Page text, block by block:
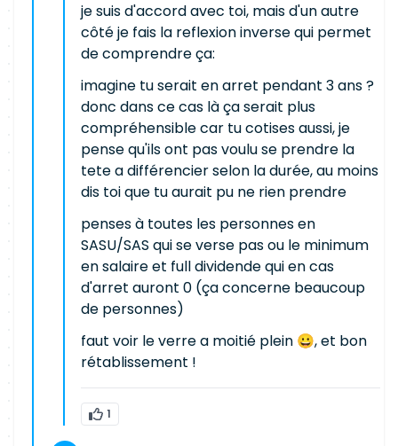
je suis d'accord avec toi, mais d'un autre
côté je fais la reflexion inverse qui permet
de comprendre ça:
imagine tu serait en arret pendant 3 ans ?
donc dans ce cas là ça serait plus
compréhensible car tu cotises aussi, je
pense qu'ils ont pas voulu se prendre la
tete a différencier selon la durée, au moins
dis toi que tu aurait pu ne rien prendre
penses à toutes les personnes en
SASU/SAS qui se verse pas ou le minimum
en salaire et full dividende qui en cas
d'arret auront 0 (ça concerne beaucoup
de personnes)
faut voir le verre a moitié plein 😀, et bon
rétablissement !
1